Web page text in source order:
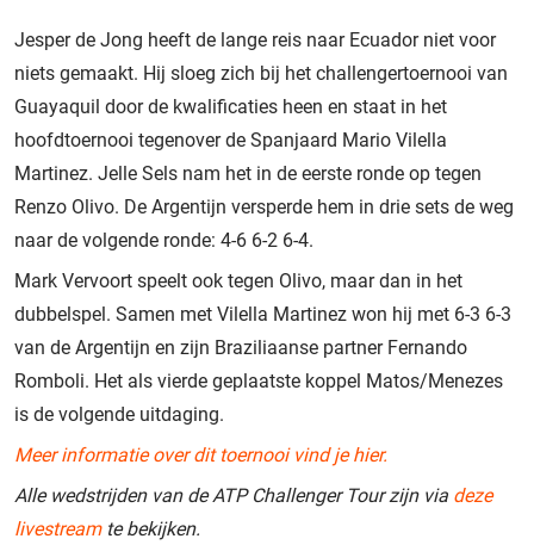
Jesper de Jong heeft de lange reis naar Ecuador niet voor
niets gemaakt. Hij sloeg zich bij het challengertoernooi van
Guayaquil door de kwalificaties heen en staat in het
hoofdtoernooi tegenover de Spanjaard Mario Vilella
Martinez. Jelle Sels nam het in de eerste ronde op tegen
Renzo Olivo. De Argentijn versperde hem in drie sets de weg
naar de volgende ronde: 4-6 6-2 6-4.
Mark Vervoort speelt ook tegen Olivo, maar dan in het
dubbelspel. Samen met Vilella Martinez won hij met 6-3 6-3
van de Argentijn en zijn Braziliaanse partner Fernando
Romboli. Het als vierde geplaatste koppel Matos/Menezes
is de volgende uitdaging.
Meer informatie over dit toernooi vind je hier.
Alle wedstrijden van de ATP Challenger Tour zijn via deze
livestreamte bekijken.